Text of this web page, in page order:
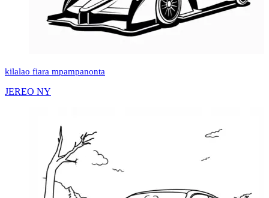
kilalao fiara mpampanonta
JEREO NY